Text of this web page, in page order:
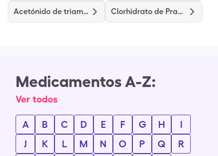
Acetónido de triamcinolona Clorhidrato de Prasugrel
Medicamentos A-Z:
Ver todos
A B C D E F G H
I
J
K L M N O P Q
R